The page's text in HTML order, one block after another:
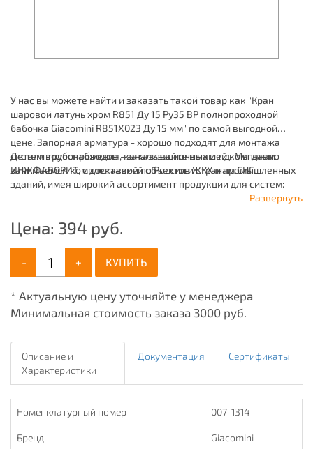
У нас вы можете найти и заказать такой товар как "Кран
шаровой латунь хром R851 Ду 15 Ру35 ВР полнопроходной
бабочка Giacomini R851X023 Ду 15 мм" по самой выгодной
цене. Запорная арматура - хорошо подходят для монтажа
систем водоснабжения, канализационных и т.д. Мы давно
занимаемся комплектацией объектов ЖКХ и промышленных
зданий, имея широкий ассортимент продукции для систем:
отопления, водоснабжения, канализации и пожаротушения.
Детали трубопроводов - заказывайте в нашей компании
ИНЖФАВОРИТ, с доставкой по России и странам СНГ.
Развернуть
Цена: 394 руб.
- + КУПИТЬ
* Актуальную цену уточняйте у менеджера
Минимальная стоимость заказа 3000 руб.
Описание и
Характеристики
Документация Сертификаты
Номенклатурный номер 007-1314
Бренд Giacomini